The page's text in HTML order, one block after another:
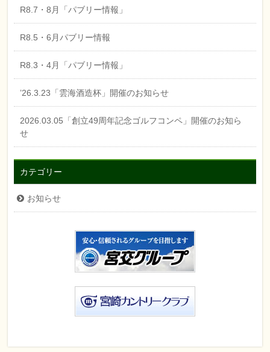
R8.7・8月「パブリー情報」
R8.5・6月パブリー情報
R8.3・4月「パブリー情報」
’26.3.23「雲海酒造杯」開催のお知らせ
2026.03.05「創立49周年記念ゴルフコンペ」開催のお知ら
せ
カテゴリー
お知らせ